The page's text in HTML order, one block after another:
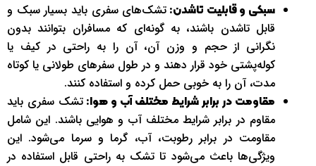
سبکی و قابلیت تاشدن: تشک‌های سفری باید بسیار سبک و
قابل تاشدن باشند، به گونه‌ای که مسافران بتوانند بدون
نگرانی از حجم و وزن آن، آن را به راحتی در کیف یا
کوله‌پشتی خود قرار دهند و در طول سفرهای طولانی یا کوتاه
مدت، آن را به خوبی حمل کرده و استفاده کنند.
مقاومت در برابر شرایط مختلف آب و هوا:تشک سفری باید
مقاوم در برابر شرایط مختلف آب و هوایی باشند. این شامل
مقاومت در برابر رطوبت، آب، گرما و سرما می‌شود. این
ویژگی‌ها باعث می‌شود تا تشک به راحتی قابل استفاده در